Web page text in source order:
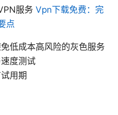
服务 Vpn下载免费：完
点
低成本高风险的灰色服务
度测试
用期